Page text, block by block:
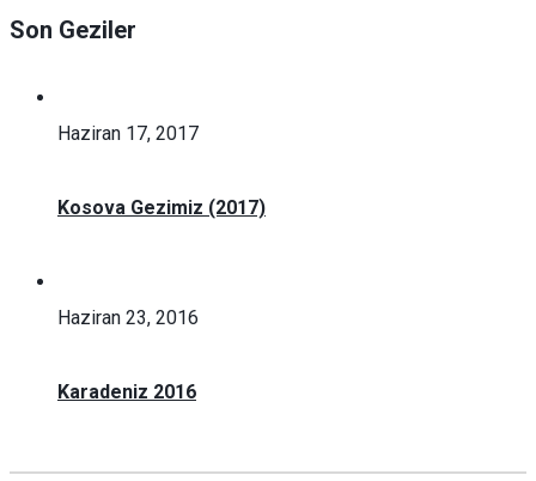
Son Geziler
Haziran 17, 2017
Kosova Gezimiz (2017)
Haziran 23, 2016
Karadeniz 2016